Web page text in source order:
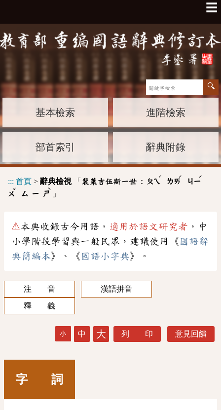
☰
基本檢索 進階檢索
部首索引 辭典附錄
::: 首頁 > 辭典檢視「 裴萊吉伍斯一世 : ㄆㄟ
ˊ
ㄌㄞ
ˊ
ㄐㄧ
ˊ
ㄨ
ˇ
ㄙ ㄧ ㄕ
ˋ
」
⚠本典收錄古今用語， 適用於語文研究者 ，中
小學階段學習與一般民眾，建議使用《 國語辭
典簡編本》、《 國語小字典》。
注 音
漢語拼音
釋 義
小 中 大 列 印 意見回饋
字 詞